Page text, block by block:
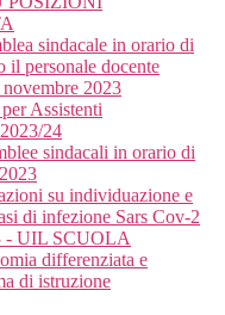
sindacale in orario di
il personale docente
2023
Assistenti
24
sindacali in orario di
su individuazione e
di infezione Sars Cov-2
- UIL SCUOLA
differenziata e
di istruzione